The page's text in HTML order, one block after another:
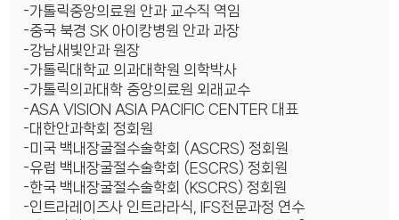
-가톨릭중앙의료원 안과 교수직 역임
-중국 북경 SK 아이캉병원 안과 과장
-강남새빛안과 원장
-가톨릭대학교 의과대학원 의학박사
-가톨릭의과대학 중앙의료원 외래교수
-ASA VISION ASIA PACIFIC CENTER 대표
-대한안과학회 정회원
-미국 백내장굴절수술학회 (ASCRS) 정회원
-유럽 백내장굴절수술학회 (ESCRS) 정회원
-한국 백내장굴절수술학회 (KSCRS) 정회원
-인트라레이즈사 인트라라식, IFS전문과정 연수